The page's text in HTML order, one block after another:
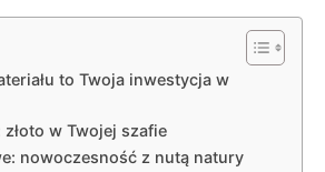
to Twoja inwestycja w
złoto w Twojej szafie
nowoczesność z nutą natury